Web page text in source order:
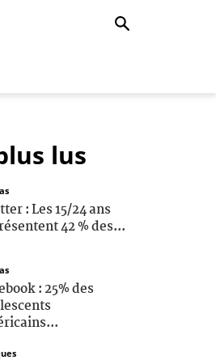
lus
: Les 15/24 ans
42 % des...
: 25% des